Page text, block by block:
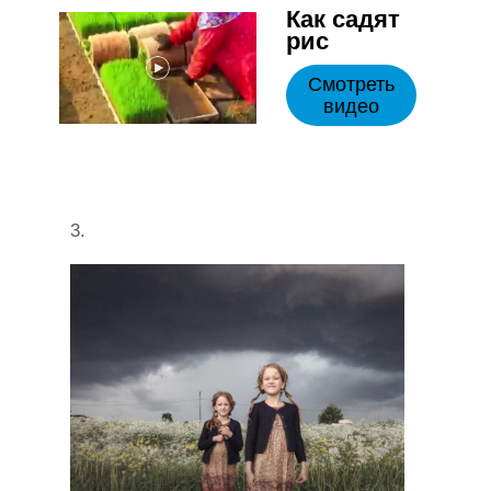
Как садят
рис
Смотреть
видео
3.